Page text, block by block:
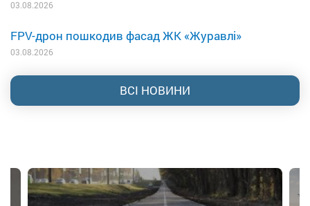
03.08.2026
FPV-дрон пошкодив фасад ЖК «Журавлі»
03.08.2026
ВСІ НОВИНИ